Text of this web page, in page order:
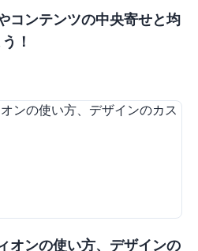
コンテンツの中央寄せと均
！
オンの使い方、デザインの